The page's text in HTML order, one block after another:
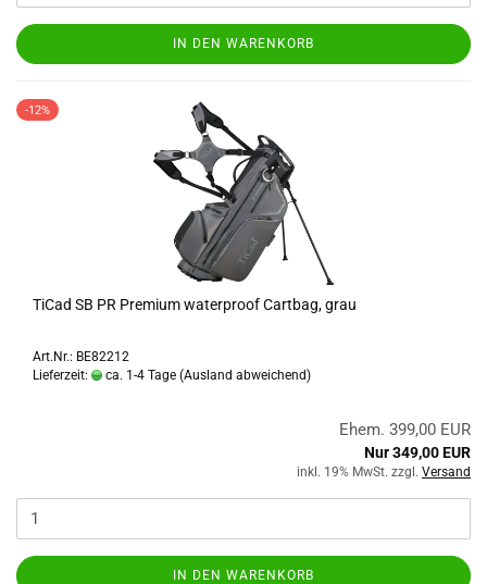
IN DEN WARENKORB
-12%
TiCad SB PR Premium waterproof Cartbag, grau
Art.Nr.: BE82212
Lieferzeit:
ca. 1-4 Tage (Ausland abweichend)
Ehem. 399,00 EUR
Nur 349,00 EUR
inkl. 19% MwSt. zzgl. Versand
IN DEN WARENKORB